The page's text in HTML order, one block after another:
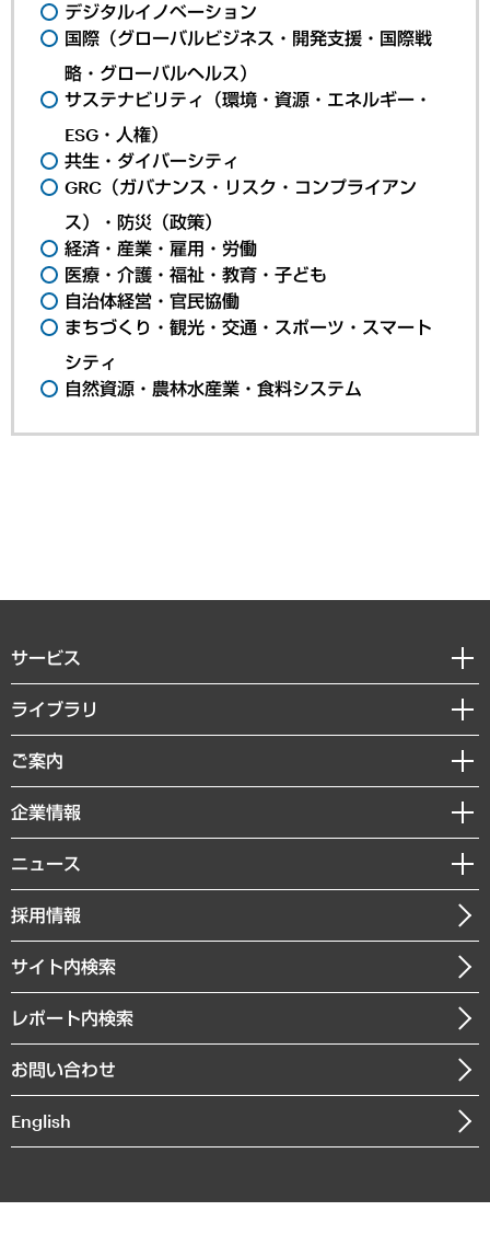
デジタルイノベーション
国際（グローバルビジネス・開発支援・国際戦
略・グローバルヘルス）
サステナビリティ（環境・資源・エネルギー・
ESG・人権）
共生・ダイバーシティ
GRC（ガバナンス・リスク・コンプライアン
ス）・防災（政策）
経済・産業・雇用・労働
医療・介護・福祉・教育・子ども
自治体経営・官民協働
まちづくり・観光・交通・スポーツ・スマート
シティ
自然資源・農林水産業・食料システム
サービス
経営戦略
組織・人事戦略
デジタルイノベーション
共生・ダイバーシティ
GRC（ガバナンス・リスク・コンプライアンス）・防災（政策）
経済・産業・雇用・労働
まちづくり・観光・交通・スポーツ・スマートシティ
自然資源・農林水産業・食料システム
ライブラリ
経済調査
レポート
コラム
経営用語集
受託・受注実績（官公庁関連）
メディア掲載・出演
ご案内
セミナー・イベント情報
MUFGビジネスセミナー
受託案件情報
企業情報
私たちの想い
社長メッセージ
会社概要
沿革
組織図・本部部室紹介
インドネシア現地法人
個人情報保護方針
ニュース
ニュースリリース
お知らせ
採用情報
サイト内検索
レポート内検索
お問い合わせ
English